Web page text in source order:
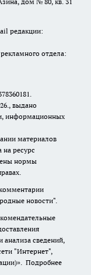
редакции:
отдела:
выдано
информационных
материалов
ресурс
нормы
новости".
анализа сведений,
"Интернет",
Подробнее